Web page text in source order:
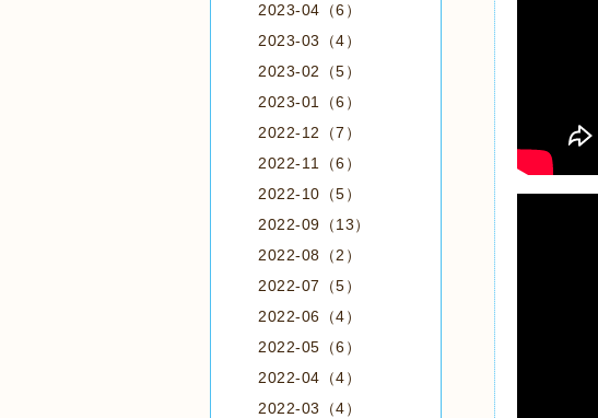
2023-04（6）
2023-03（4）
2023-02（5）
2023-01（6）
2022-12（7）
2022-11（6）
2022-10（5）
2022-09（13）
2022-08（2）
2022-07（5）
2022-06（4）
2022-05（6）
2022-04（4）
2022-03（4）